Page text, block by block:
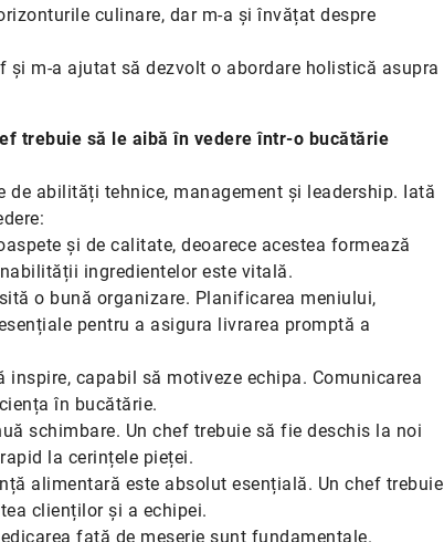
culinare, dar m-a și învățat despre
și m-a ajutat să dezvolt o abordare holistică asupra
trebuie să le aibă în vedere într-o bucătărie
abilități tehnice, management și leadership. Iată
și de calitate, deoarece acestea formează
ingredientelor este vitală.
o bună organizare. Planificarea meniului,
pentru a asigura livrarea promptă a
inspire, capabil să motiveze echipa. Comunicarea
în bucătărie.
schimbare. Un chef trebuie să fie deschis la noi
la cerințele pieței.
alimentară este absolut esențială. Un chef trebuie
clienților și a echipei.
față de meserie sunt fundamentale.